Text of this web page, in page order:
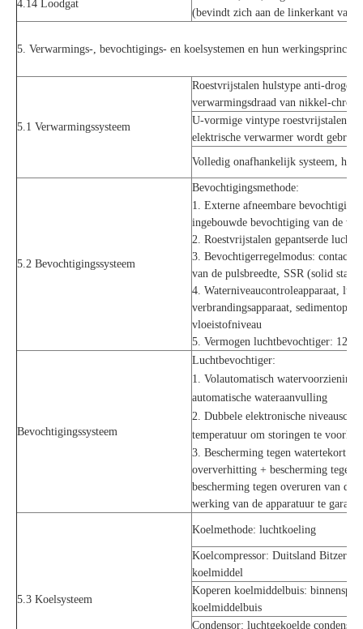
4.14 Loodgat
(bevindt zich aan de linkerkant van
5. Verwarmings-, bevochtigings- en koelsystemen en hun
5.1 Verwarmingssysteem
Roestvrijstalen hulstype anti-droge
verwarmingsdraad van nikkel-
U-vormige vintype roestvrijstalen
elektrische verwarmer wordt
Volledig onafhankelijk systeem,
5.2 Bevochtigingssysteem
Bevochtigingsmethode:
1. Externe afneembare
ingebouwde bevochtiging van de
2. Roestvrijstalen gepantserde
3. Bevochtigerregelmodus:
van de pulsbreedte, SSR (solid state
4. Waterniveaucontroleapparaat,
verbrandingsapparaat,
vloeistofniveau
5. Vermogen luchtbevochtiger: 12
Bevochtigingssysteem
Luchtbevochtiger:
1. Volautomatisch
automatische wateraanvulling
2. Dubbele elektronische
temperatuur om storingen te
3. Bescherming tegen watertekort
oververhitting + bescherming tegen
bescherming tegen overuren van de
werking van de apparatuur te
5.3 Koelsysteem
Koelmethode: luchtkoeling
Koelcompressor: Duitsland Bitzer
koelmiddel
Koperen koelmiddelbuis:
koelmiddelbuis
Condensor: luchtgekoelde